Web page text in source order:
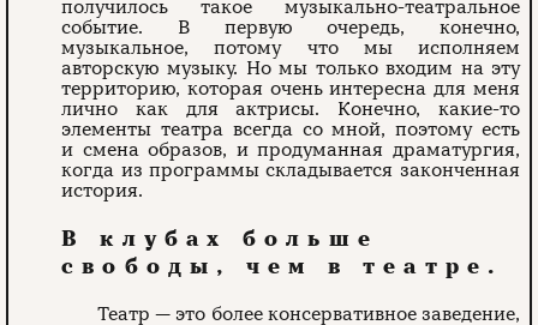
получилось такое музыкально-театральное
событие. В первую очередь, конечно,
музыкальное, потому что мы исполняем
авторскую музыку. Но мы только входим на эту
территорию, которая очень интересна для меня
лично как для актрисы. Конечно, какие-то
элементы театра всегда со мной, поэтому есть
и смена образов, и продуманная драматургия,
когда из программы складывается законченная
история.
В клубах больше
свободы, чем в театре.
Театр — это более консервативное заведение,